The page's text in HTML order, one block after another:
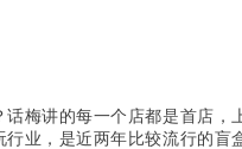
话梅讲的每一个店都是首店，
业，是近两年比较流行的盲